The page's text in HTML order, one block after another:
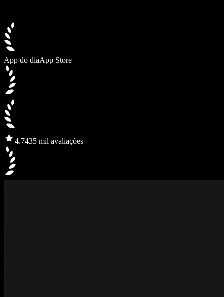
App do diaApp Store
4.7435 mil avaliações